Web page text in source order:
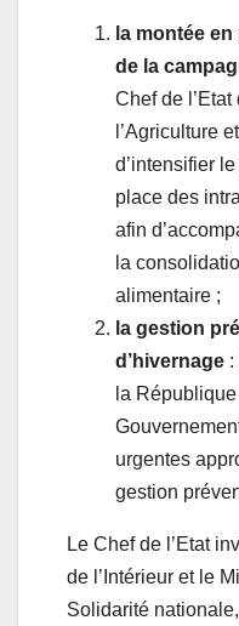
la montée
de la
Chef de
l’Agriculture
d’intensifier
place des
afin
la
alimentaire ;
la gestion
d’hivernage :
la
urgentes
gestion
Le Chef de l’Etat
de l’Intérieur et le
Solidarité